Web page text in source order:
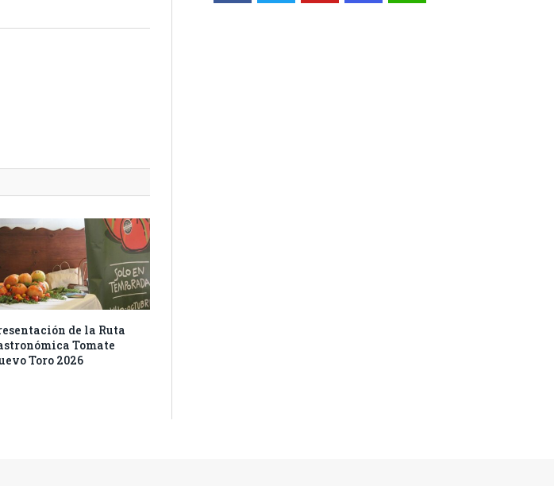
de la Ruta
Tomate
Toro 2026